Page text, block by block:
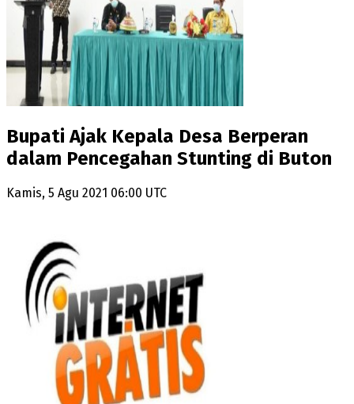
Bupati Ajak Kepala Desa Berperan
dalam Pencegahan Stunting di Buton
Kamis, 5 Agu 2021 06:00 UTC